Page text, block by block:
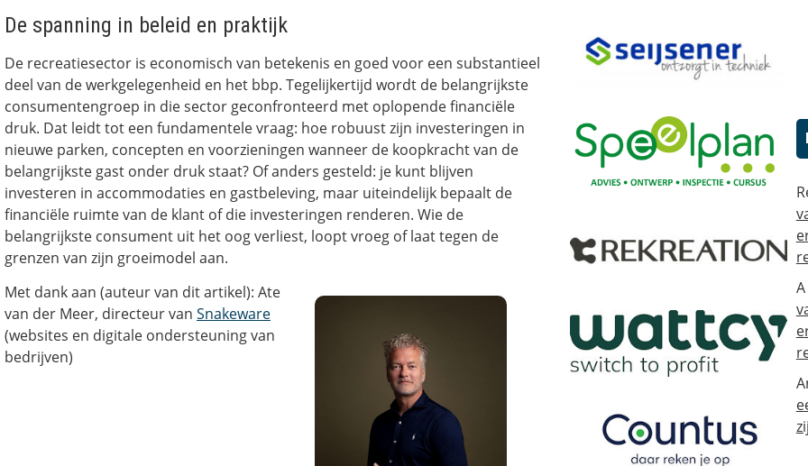
De spanning in beleid en praktijk
De recreatiesector is economisch van betekenis en goed voor een substantieel
deel van de werkgelegenheid en het bbp. Tegelijkertijd wordt de belangrijkste
consumentengroep in die sector geconfronteerd met oplopende financiële
druk. Dat leidt tot een fundamentele vraag: hoe robuust zijn investeringen in
nieuwe parken, concepten en voorzieningen wanneer de koopkracht van de
belangrijkste gast onder druk staat? Of anders gesteld: je kunt blijven
investeren in accommodaties en gastbeleving, maar uiteindelijk bepaalt de
financiële ruimte van de klant of die investeringen renderen. Wie de
belangrijkste consument uit het oog verliest, loopt vroeg of laat tegen de
grenzen van zijn groeimodel aan.
Met dank aan (auteur van dit artikel): Ate
van der Meer, directeur van Snakeware
(websites en digitale ondersteuning van
bedrijven)